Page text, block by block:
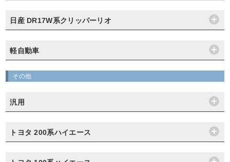
日産 DR17W系クリッパーリオ
軽自動車
その他
汎用
トヨタ 200系ハイエース